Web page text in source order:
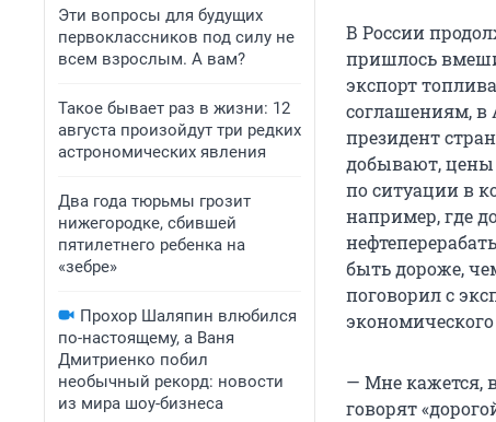
Эти вопросы для будущих
первоклассников под силу не
всем взрослым. А вам?
Такое бывает раз в жизни: 12
августа произойдут три редких
астрономических явления
Два года тюрьмы грозит
нижегородке, сбившей
пятилетнего ребенка на
«зебре»
Прохор Шаляпин влюбился
по-настоящему, а Ваня
Дмитриенко побил
необычный рекорд: новости
из мира шоу-бизнеса
В России
пришлось
экспорт
соглашениям,
президент
добывают, цены
по ситуации в
например, где
быть дороже,
поговорил с
— Мне кажется,
говорят